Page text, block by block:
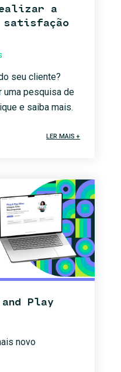
a
satisfação
seu cliente?
uma pesquisa de
e saiba mais.
LER MAIS +
Play
novo